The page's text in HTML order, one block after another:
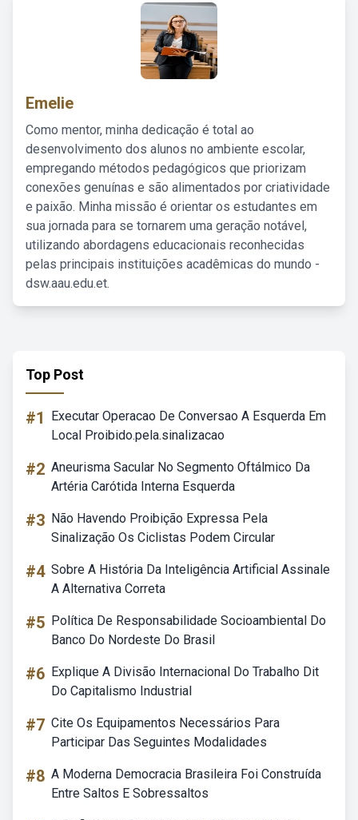
Emelie
Como mentor, minha dedicação é total ao
desenvolvimento dos alunos no ambiente escolar,
empregando métodos pedagógicos que priorizam
conexões genuínas e são alimentados por criatividade
e paixão. Minha missão é orientar os estudantes em
sua jornada para se tornarem uma geração notável,
utilizando abordagens educacionais reconhecidas
pelas principais instituições acadêmicas do mundo -
dsw.aau.edu.et.
Top Post
#1
Executar Operacao De Conversao A Esquerda Em
Local Proibido.pela.sinalizacao
#2 Aneurisma Sacular No Segmento Oftálmico Da
Artéria Carótida Interna Esquerda
#3 Não Havendo Proibição Expressa Pela
Sinalização Os Ciclistas Podem Circular
#4 Sobre A História Da Inteligência Artificial Assinale
A Alternativa Correta
#5 Política De Responsabilidade Socioambiental Do
Banco Do Nordeste Do Brasil
#6 Explique A Divisão Internacional Do Trabalho Dit
Do Capitalismo Industrial
#7 Cite Os Equipamentos Necessários Para
Participar Das Seguintes Modalidades
#8 A Moderna Democracia Brasileira Foi Construída
Entre Saltos E Sobressaltos